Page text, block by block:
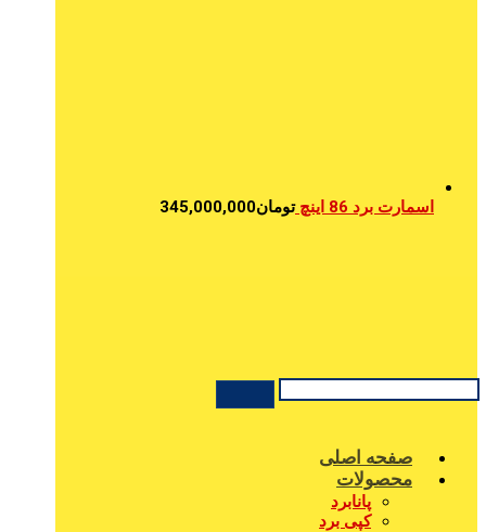
اسمارت برد 86 اینچ تومان345,000,000
صفحه اصلی
محصولات
پانابرد
کپی برد